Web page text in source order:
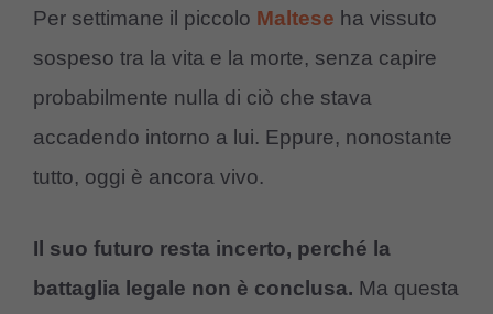
Per settimane il piccolo Maltese ha vissuto
sospeso tra la vita e la morte, senza capire
probabilmente nulla di ciò che stava
accadendo intorno a lui. Eppure, nonostante
tutto, oggi è ancora vivo.
Il suo futuro resta incerto, perché la
battaglia legale non è conclusa. Ma questa